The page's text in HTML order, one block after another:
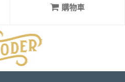
購物車